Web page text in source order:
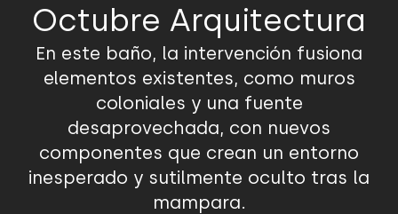
Octubre Arquitectura
En este baño, la intervención fusiona
elementos existentes, como muros
coloniales y una fuente
desaprovechada, con nuevos
componentes que crean un entorno
inesperado y sutilmente oculto tras la
mampara.